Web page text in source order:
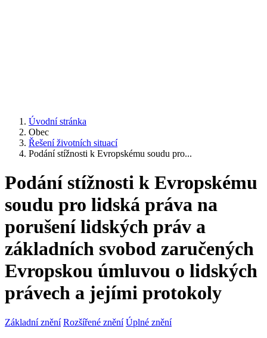
Úvodní stránka
Obec
Řešení životních situací
Podání stížnosti k Evropskému soudu pro...
Podání stížnosti k Evropskému
soudu pro lidská práva na
porušení lidských práv a
základních svobod zaručených
Evropskou úmluvou o lidských
právech a jejími protokoly
Základní znění Rozšířené znění Úplné znění